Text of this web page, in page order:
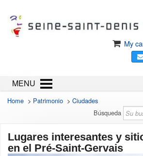
My
MENU
Home > Patrimonio > Ciudades
Búsqueda
Lugares interesantes y
en el Pré-Saint-Gervais